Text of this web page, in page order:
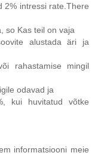
2% intressi rate.There
so Kas teil on vaja
alustada äri ja
rahastamise mingil
odavad ja
kui huvitatud võtke
informatsiooni meie